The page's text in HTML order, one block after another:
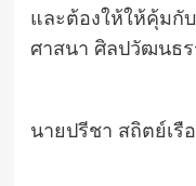
และต้องให้ให้คุ้มกั
ศาสนา ศิลปวัฒนธ
นายปรีชา สถิตย์เรื